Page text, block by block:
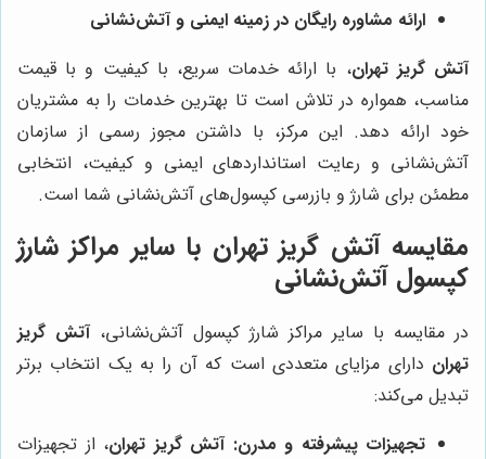
ارائه مشاوره رایگان در زمینه ایمنی و آتش‌نشانی
آتش گریز تهران، با ارائه خدمات سریع، با کیفیت و با قیمت
مناسب، همواره در تلاش است تا بهترین خدمات را به مشتریان
خود ارائه دهد. این مرکز، با داشتن مجوز رسمی از سازمان
آتش‌نشانی و رعایت استانداردهای ایمنی و کیفیت، انتخابی
مطمئن برای شارژ و بازرسی کپسول‌های آتش‌نشانی شما است.
مقایسهآتش گریز تهران با سایر مراکز شارژ
کپسول آتش‌نشانی
در مقایسه با سایر مراکز شارژ کپسول آتش‌نشانی،آتش گریز
تهران دارای مزایای متعددی است که آن را به یک انتخاب برتر
تبدیل می‌کند:
تجهیزات پیشرفته و مدرن: آتش گریز تهران، از تجهیزات